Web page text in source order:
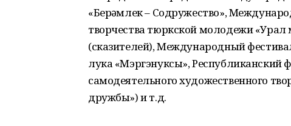
«Берҙәмлек – Содружество»,
творчества тюркской молодежи «Урал
(сказителей), Международный
лука «Мэргэнуксы», Республиканский
самодеятельного художественного
дружбы») и т.д.